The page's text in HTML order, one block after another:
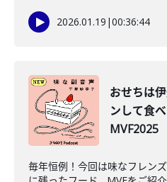
2026.01.19 |00:36:44
おせちは
ンして食
MVF2025
毎年恒例！今回は味なフレン